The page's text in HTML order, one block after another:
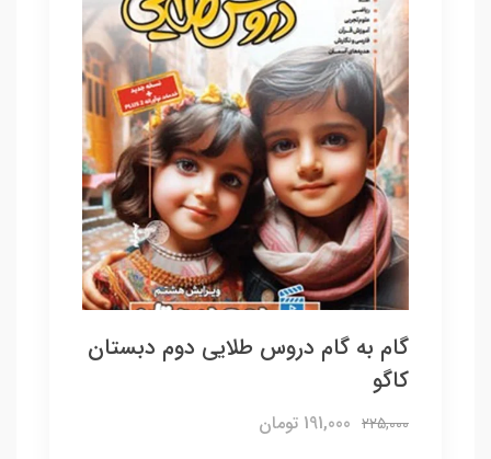
گام به گام دروس طلایی دوم دبستان
کاگو
225,000 191,000 تومان